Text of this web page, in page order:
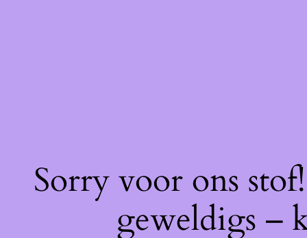
Sorry voor ons
geweldigs –